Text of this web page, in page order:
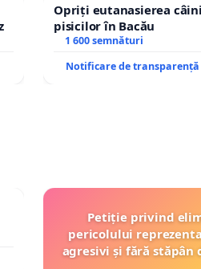
Opriți eutanasierea
pisicilor în Bacău
1 600 semnături
Notificare de transparență
Petiție privind
pericolului
agresivi și fără stăpân